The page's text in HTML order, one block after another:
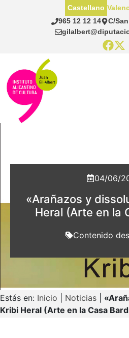
965 12 12 14
C/
Castellano
04/06/
«Arañazos y
Heral (Arte en la
Contenido
Estás en: Inicio Noticias
Kribi Heral (Arte en la Casa